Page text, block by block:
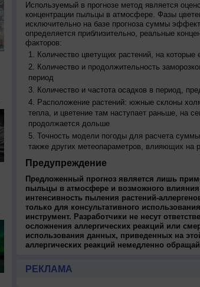
Используемый в прогнозе метод является
концентрации пыльцы в атмосфере. Фазы
исключительно на базе прогноза суммы
определяется приблизительно, реальные
факторов:
Количество цветущих растений, на которые
Количество и продолжительность
период
Количество и частота осадков в период,
Расположение растений: южные склоны
тепла, и цветение там наступает раньше, на
продолжается дольше
Точность модели погоды для расчета
также других метеопараметров, влияющих на
Предупреждение
Предложенный прогноз является лишь
пыльцы в атмосфере и возможного
интенсивность пыления растений-
только для консультативного
инструмент. Разработчики не несут
осложнения аллергических реакций или
использования данных, приведенных на
аллергических реакций немедленно
РЕКЛАМА